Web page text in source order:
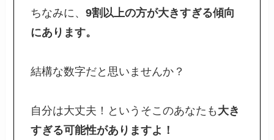
ちなみに、9割以上の方が大きすぎる傾向
にあります。
結構な数字だと思いませんか？
自分は大丈夫！というそこのあなたも 大き
すぎる可能性がありますよ！